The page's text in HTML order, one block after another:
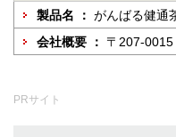
製品名 ： がんばる健通
会社概要 ： 〒207-
PRサイト